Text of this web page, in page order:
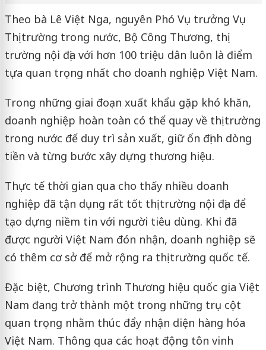
Theo bà Lê Việt Nga, nguyên Phó Vụ trưởng Vụ
Thị trường trong nước, Bộ Công Thương, thị
trường nội địa với hơn 100 triệu dân luôn là điểm
tựa quan trọng nhất cho doanh nghiệp Việt Nam.
Trong những giai đoạn xuất khẩu gặp khó khăn,
doanh nghiệp hoàn toàn có thể quay về thị trường
trong nước để duy trì sản xuất, giữ ổn định dòng
tiền và từng bước xây dựng thương hiệu.
Thực tế thời gian qua cho thấy nhiều doanh
nghiệp đã tận dụng rất tốt thị trường nội địa để
tạo dựng niềm tin với người tiêu dùng. Khi đã
được người Việt Nam đón nhận, doanh nghiệp sẽ
có thêm cơ sở để mở rộng ra thị trường quốc tế.
Đặc biệt, Chương trình Thương hiệu quốc gia Việt
Nam đang trở thành một trong những trụ cột
quan trọng nhằm thúc đẩy nhận diện hàng hóa
Việt Nam. Thông qua các hoạt động tôn vinh